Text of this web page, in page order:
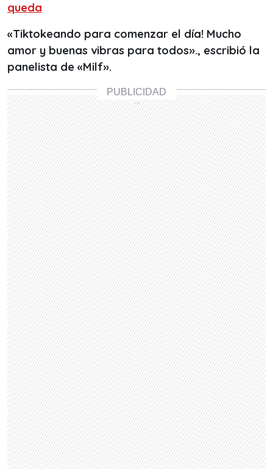
queda
«Tiktokeando para comenzar el día! Mucho
amor y buenas vibras para todos»., escribió la
panelista de «Milf».